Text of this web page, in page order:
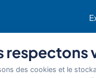
Groupe. Tous droits
respectons
des cookies et le